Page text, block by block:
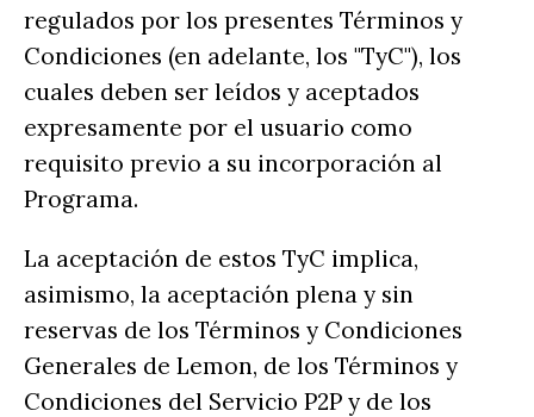
regulados por los presentes Términos y
Condiciones (en adelante, los "TyC"), los
cuales deben ser leídos y aceptados
expresamente por el usuario como
requisito previo a su incorporación al
Programa.
La aceptación de estos TyC implica,
asimismo, la aceptación plena y sin
reservas de los Términos y Condiciones
Generales de Lemon, de los Términos y
Condiciones del Servicio P2P y de los